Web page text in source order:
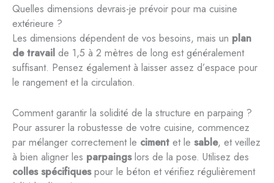
Quelles dimensions devrais-je prévoir pour ma cuisine
extérieure ?
Les dimensions dépendent de vos besoins, mais un plan
de travail de 1,5 à 2 mètres de long est généralement
suffisant. Pensez également à laisser assez d’espace pour
le rangement et la circulation.
Comment garantir la solidité de la structure en parpaing ?
Pour assurer la robustesse de votre cuisine, commencez
par mélanger correctement le ciment et le sable, et veillez
à bien aligner les parpaingslors de la pose. Utilisez des
colles spécifiquespour le béton et vérifiez régulièrement